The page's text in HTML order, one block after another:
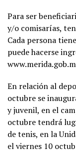
Para ser
y/o comisarías,
Cada persona
puede hacerse
En relación al
octubre se
y juvenil, en el
octubre tendrá
de tenis, en la
el viernes 10